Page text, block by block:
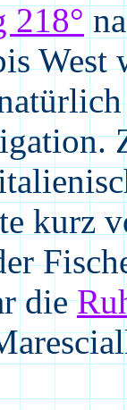
218°
West
kurz
die